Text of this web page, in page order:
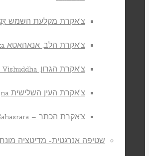
צ'אקרת מקלעת השמש Manipūra मणिपूर
צ'אקרת הלב, אנאהאטא अनाहत anāhata
צ'אקרת הגרון, Vishuddha וישודהא אविशुद्ध
צ'אקרת העין השלישית आज्ञा Ajna
צ’אקרת הכתר – सहस्रार Sahasrara
שטיפה אנרגטית- מדיטציה מונחית